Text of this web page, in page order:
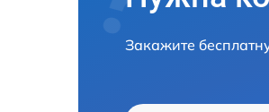
Закажите